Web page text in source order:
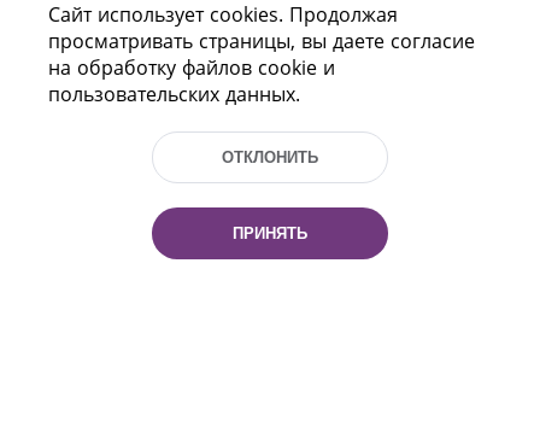
Пр-т Независимости 116
г. Минск, Республика Беларусь, 220114
Тел.: (+375 17) 368 37 37, Факс: (+375 17)
Эл. почта: inbox@nlb.by
Сайт использует cookies. Продолжая
просматривать страницы, вы даете согласие
на обработку файлов cookie и
пользовательских данных.
ОТКЛОНИТЬ
ПРИНЯТЬ